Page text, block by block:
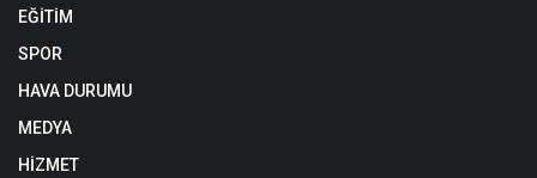
EĞİTİM
SPOR
HAVA DURUMU
MEDYA
HİZMET